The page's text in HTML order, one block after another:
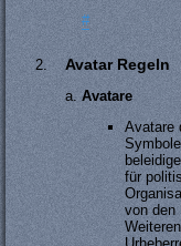
#
Avatar Regeln
Avatare
Avatare
für
von den